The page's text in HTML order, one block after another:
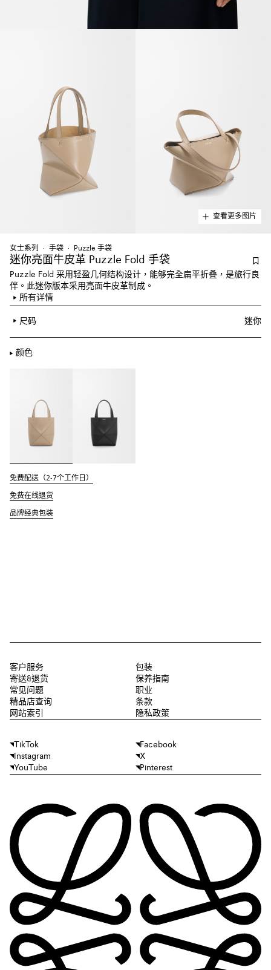
查看更多图片
女士系列 手袋 Puzzle 手袋
迷你亮面牛皮革 Puzzle Fold 手袋
Puzzle Fold 采用轻盈几何结构设计，能够完全扁平折叠，是旅行良
伴。此迷你版本采用亮面牛皮革制成。
所有详情
尺码 迷你
颜色
免费配送（2-7个工作日）
免费在线退货
品牌经典包装
客户服务
寄送&退货
常见问题
精品店查询
网站索引
包装
保养指南
职业
条款
隐私政策
TikTok
Facebook
Instagram
X
YouTube
Pinterest